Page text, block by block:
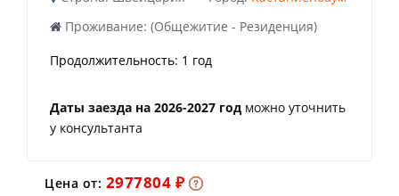
Проживание: (Общежитие - Резиденция)
Продолжительность: 1 год
Даты заезда на 2026-2027 год можно уточнить
у консультанта
Цена от: 2977804 ₽